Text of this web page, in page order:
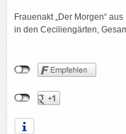
Frauenakt „Der Morgen“
in den Ceciliengärten,